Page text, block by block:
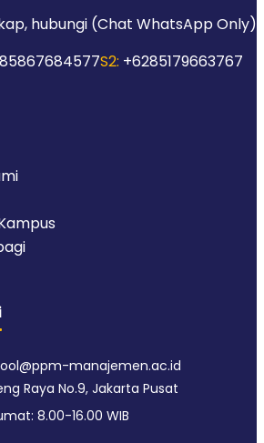
hubungi (Chat WhatsApp Only):
S2: +6285179663767
manajemen.ac.id
Raya No.9, Jakarta Pusat
8.00-16.00 WIB